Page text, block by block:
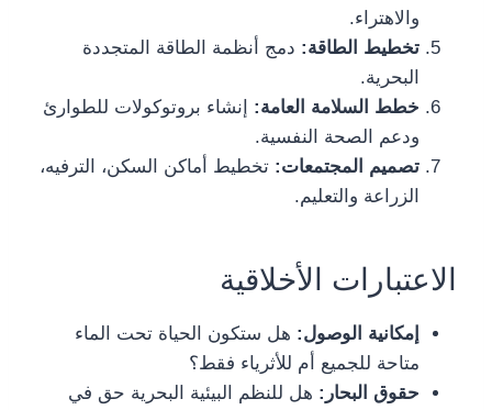
والاهتراء.
تخطيط الطاقة: دمج أنظمة الطاقة المتجددة
البحرية.
خطط السلامة العامة: إنشاء بروتوكولات للطوارئ
ودعم الصحة النفسية.
تصميم المجتمعات: تخطيط أماكن السكن، الترفيه،
الزراعة والتعليم.
الاعتبارات الأخلاقية
إمكانية الوصول: هل ستكون الحياة تحت الماء
متاحة للجميع أم للأثرياء فقط؟
حقوق البحار: هل للنظم البيئية البحرية حق في